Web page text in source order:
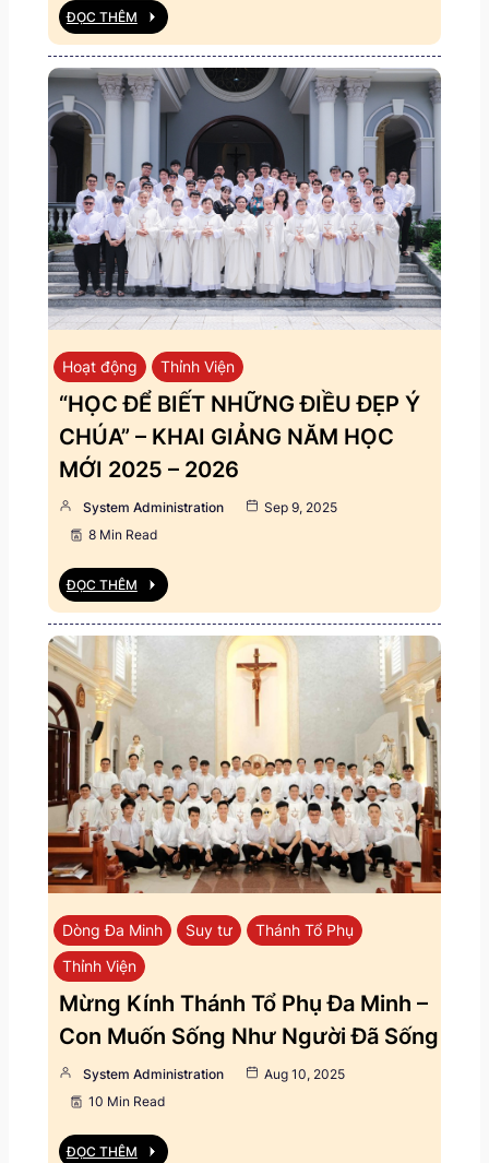
ĐỌC THÊM
Hoạt động Thỉnh Viện
“HỌC ĐỂ BIẾT NHỮNG ĐIỀU ĐẸP Ý
CHÚA” – KHAI GIẢNG NĂM HỌC
MỚI 2025 – 2026
System Administration
Sep 9, 2025
8 Min Read
ĐỌC THÊM
Dòng Đa Minh Suy tư
Thánh Tổ Phụ
Thỉnh Viện
Mừng Kính Thánh Tổ Phụ Đa Minh –
Con Muốn Sống Như Người Đã Sống
System Administration
Aug 10, 2025
10 Min Read
ĐỌC THÊM